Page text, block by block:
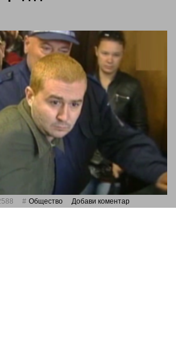
Общество Добави коментар